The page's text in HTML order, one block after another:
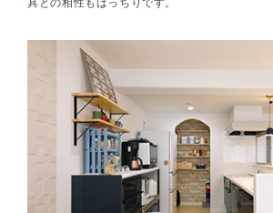
具との相性もばっちりです。